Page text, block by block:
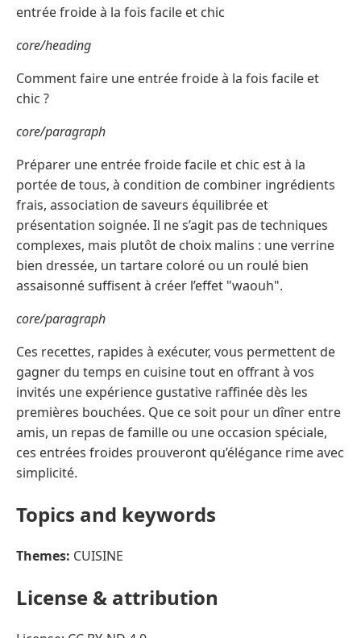
entrée froide à la fois facile et chic
core/heading
Comment faire une entrée froide à la fois facile et
chic ?
core/paragraph
Préparer une entrée froide facile et chic est à la
portée de tous, à condition de combiner ingrédients
frais, association de saveurs équilibrée et
présentation soignée. Il ne s’agit pas de techniques
complexes, mais plutôt de choix malins : une verrine
bien dressée, un tartare coloré ou un roulé bien
assaisonné suffisent à créer l’effet "waouh".
core/paragraph
Ces recettes, rapides à exécuter, vous permettent de
gagner du temps en cuisine tout en offrant à vos
invités une expérience gustative raffinée dès les
premières bouchées. Que ce soit pour un dîner entre
amis, un repas de famille ou une occasion spéciale,
ces entrées froides prouveront qu’élégance rime avec
simplicité.
Topics and keywords
Themes: CUISINE
License & attribution